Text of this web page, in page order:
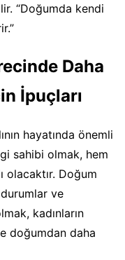
“Doğumda kendi
Daha
İpuçları
hayatında önemli
sahibi olmak, hem
olacaktır. Doğum
durumlar ve
kadınların
doğumdan daha